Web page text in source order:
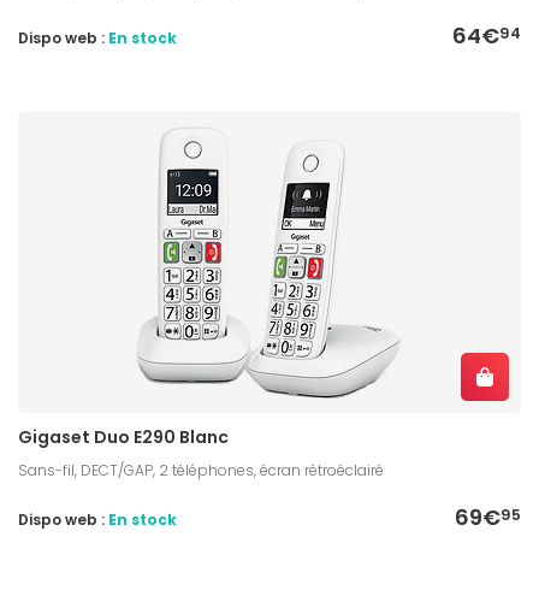
64€94
Dispo web : En stock
Gigaset Duo E290 Blanc
Sans-fil, DECT/GAP, 2 téléphones, écran rétroéclairé
69€95
Dispo web : En stock